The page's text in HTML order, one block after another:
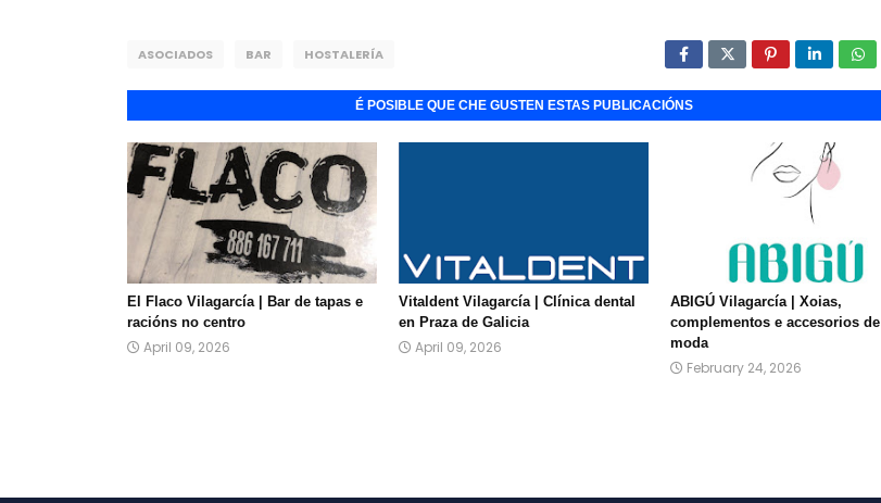
ASOCIADOS BAR HOSTALERÍA
É POSIBLE QUE CHE GUSTEN ESTAS PUBLICACIÓNS
El Flaco Vilagarcía | Bar de tapas e
racións no centro
April 09, 2026
Vitaldent Vilagarcía | Clínica dental
en Praza de Galicia
April 09, 2026
ABIGÚ Vilagarcía | Xoias,
complementos e accesorios de
moda
February 24, 2026